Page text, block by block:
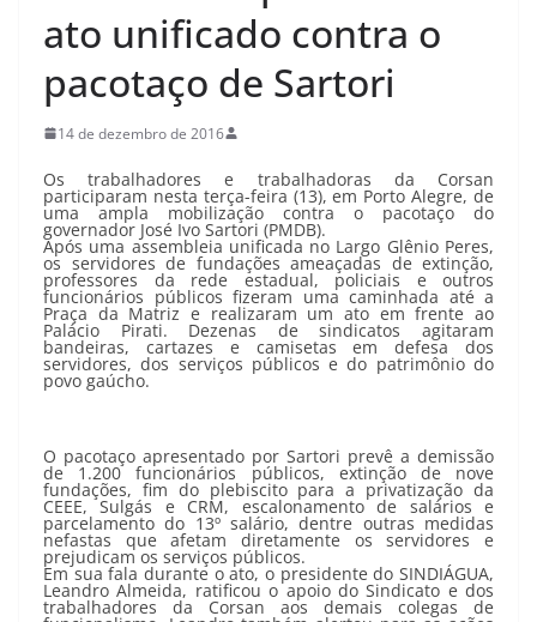
ato unificado contra o
pacotaço de Sartori
14 de dezembro de 2016
Os trabalhadores e trabalhadoras da Corsan
participaram nesta terça-feira (13), em Porto Alegre, de
uma ampla mobilização contra o pacotaço do
governador José Ivo Sartori (PMDB).
Após uma assembleia unificada no Largo Glênio Peres,
os servidores de fundações ameaçadas de extinção,
professores da rede estadual, policiais e outros
funcionários públicos fizeram uma caminhada até a
Praça da Matriz e realizaram um ato em frente ao
Palácio Pirati. Dezenas de sindicatos agitaram
bandeiras, cartazes e camisetas em defesa dos
servidores, dos serviços públicos e do patrimônio do
povo gaúcho.
O pacotaço apresentado por Sartori prevê a demissão
de 1.200 funcionários públicos, extinção de nove
fundações, fim do plebiscito para a privatização da
CEEE, Sulgás e CRM, escalonamento de salários e
parcelamento do 13º salário, dentre outras medidas
nefastas que afetam diretamente os servidores e
prejudicam os serviços públicos.
Em sua fala durante o ato, o presidente do SINDIÁGUA,
Leandro Almeida, ratificou o apoio do Sindicato e dos
trabalhadores da Corsan aos demais colegas de